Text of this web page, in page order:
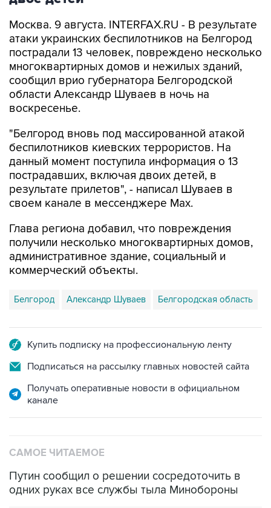
пострадали 13 человек, повреждено несколько
многоквартирных домов и нежилых зданий,
сообщил врио губернатора Белгородской
области Александр Шуваев в ночь на
воскресенье.
"Белгород вновь под массированной атакой
данный момент поступила информация о 13
пострадавших, включая двоих детей, в
результате прилетов", - написал Шуваев в
своем канале в мессенджере Max.
Глава региона добавил, что повреждения
административное здание, социальный и
коммерческий объекты.
Белгород Александр Шуваев
Подписаться на рассылку главных новостей сайта
Получать оперативные новости в официальном
Путин сообщил о решении сосредоточить в
ФСБ сообщила о задержании в Приморье